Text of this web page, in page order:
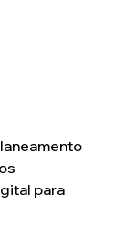
para